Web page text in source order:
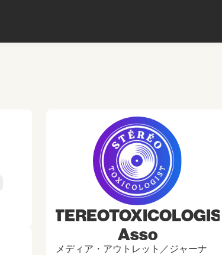
STEREOTOXICOLOGIST
Asso
メディア・アウトレット／ジャーナ